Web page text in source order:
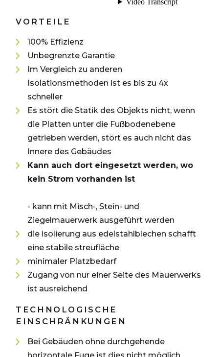
VORTEILE
100% Effizienz
Unbegrenzte Garantie
Im Vergleich zu anderen
Isolationsmethoden ist es bis zu 4x
schneller
Es stört die Statik des Objekts nicht, wenn
die Platten unter die Fußbodenebene
getrieben werden, stört es auch nicht das
Innere des Gebäudes
Kann auch dort eingesetzt werden, wo
kein Strom vorhanden ist
- kann mit Misch-, Stein- und
Ziegelmauerwerk ausgeführt werden
die isolierung aus edelstahlblechen schafft
eine stabile streufläche
minimaler Platzbedarf
Zugang von nur einer Seite des Mauerwerks
ist ausreichend
TECHNOLOGISCHE
EINSCHRÄNKUNGEN
Bei Gebäuden ohne durchgehende